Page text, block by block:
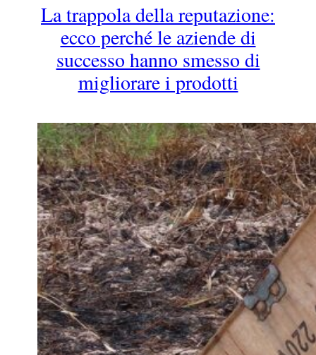
La trappola della reputazione:
ecco perché le aziende di
successo hanno smesso di
migliorare i prodotti